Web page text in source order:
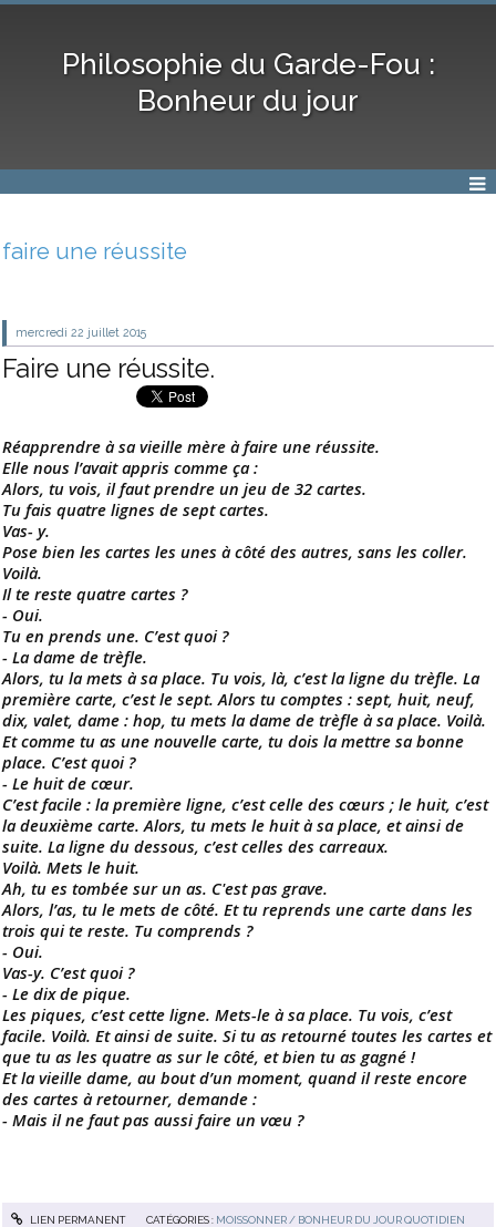
Philosophie du Garde-Fou :
Bonheur du jour
faire une réussite
mercredi 22 juillet 2015
Faire une réussite.
Réapprendre à sa vieille mère à faire une réussite.
Elle nous l’avait appris comme ça :
Alors, tu vois, il faut prendre un jeu de 32 cartes.
Tu fais quatre lignes de sept cartes.
Vas- y.
Pose bien les cartes les unes à côté des autres, sans les coller.
Voilà.
Il te reste quatre cartes ?
- Oui.
Tu en prends une. C’est quoi ?
- La dame de trèfle.
Alors, tu la mets à sa place. Tu vois, là, c’est la ligne du trèfle. La
première carte, c’est le sept. Alors tu comptes : sept, huit, neuf,
dix, valet, dame : hop, tu mets la dame de trèfle à sa place. Voilà.
Et comme tu as une nouvelle carte, tu dois la mettre sa bonne
place. C’est quoi ?
- Le huit de cœur.
C’est facile : la première ligne, c’est celle des cœurs ; le huit, c’est
la deuxième carte. Alors, tu mets le huit à sa place, et ainsi de
suite. La ligne du dessous, c’est celles des carreaux.
Voilà. Mets le huit.
Ah, tu es tombée sur un as. C'est pas grave.
Alors, l’as, tu le mets de côté. Et tu reprends une carte dans les
trois qui te reste. Tu comprends ?
- Oui.
Vas-y. C’est quoi ?
- Le dix de pique.
Les piques, c’est cette ligne. Mets-le à sa place. Tu vois, c’est
facile. Voilà. Et ainsi de suite. Si tu as retourné toutes les cartes et
que tu as les quatre as sur le côté, et bien tu as gagné !
Et la vieille dame, au bout d’un moment, quand il reste encore
des cartes à retourner, demande :
- Mais il ne faut pas aussi faire un vœu ?
LIEN PERMANENT CATÉGORIES : MOISSONNER / BONHEUR DU JOUR QUOTIDIEN